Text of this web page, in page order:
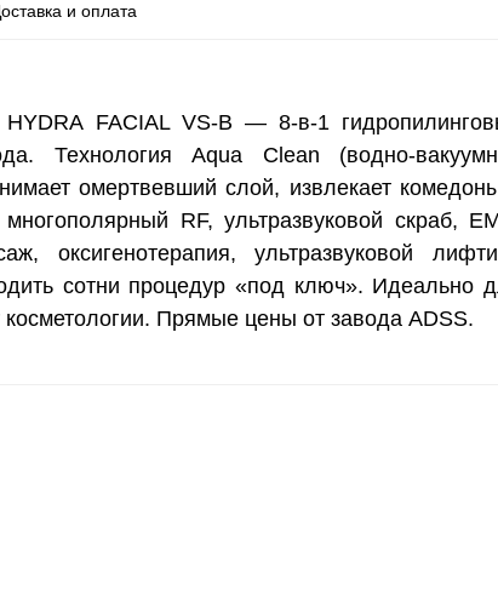
и оплата
FACIAL VS-B — 8-в-1
Технология Aqua Clean (водно-
омертвевший слой, извлекает
RF, ультразвуковой скраб,
оксигенотерапия, ультразвуковой
сотни процедур «под ключ». Идеально
Прямые цены от завода ADSS.